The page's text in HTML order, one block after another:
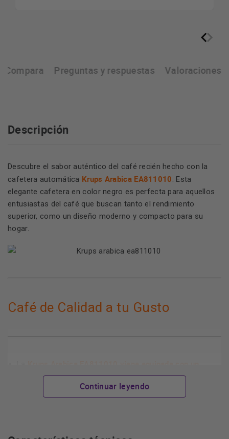
Compara Preguntas y respuestas Valoraciones
Descripción
Descubre el sabor auténtico del café recién hecho con la
cafetera automática Krups Arabica EA811010. Esta
elegante cafetera en color negro es perfecta para aquellos
entusiastas del café que buscan tanto el rendimiento
superior, como un diseño moderno y compacto para su
hogar.
Café de Calidad a tu Gusto
molinillo integrado, que te permite moler el café justo
antes de la preparación, garantizando un café de gran
Continuar leyendo